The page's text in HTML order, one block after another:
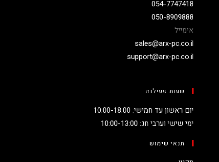
054-7747418
050-8909888
אימייל
sales@arx-pc.co.il
support@arx-pc.co.il
שעות פעילות
יום ראשון עד חמישי: 10:00-18:00
ימי שישי וערבי חג: 10:00-13:00
תנאי שימוש